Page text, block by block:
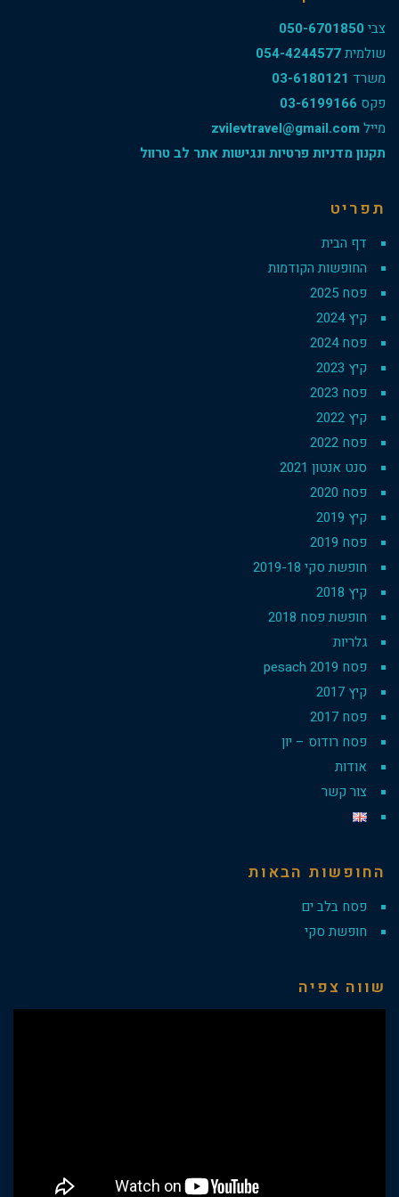
צבי 050-6701850
שולמית054-4244577
משרד 03-6180121
פקס 03-6199166
מייל zvilevtravel@gmail.com
תקנון מדניות פרטיות ונגישות אתר לב טרוול
תפריט
דף הבית
החופשות הקודמות
פסח 2025
קיץ 2024
פסח 2024
קיץ 2023
פסח 2023
קיץ 2022
פסח 2022
סנט אנטון 2021
פסח 2020
קיץ 2019
פסח 2019
חופשת סקי 2019-18
קיץ 2018
חופשת פסח 2018
גלריות
פסח 2019 pesach
קיץ 2017
פסח 2017
פסח רודוס – יון
אודות
צור קשר
החופשות הבאות
פסח בלב ים
חופשת סקי
שווה צפיה